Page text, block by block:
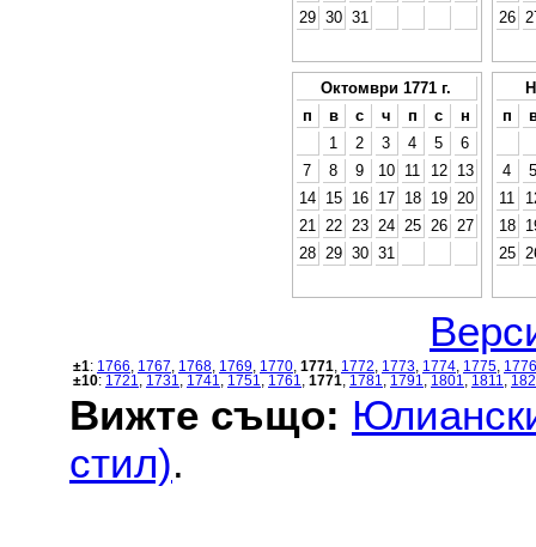
29 30 31
26
Октомври 1771 г.
п
в с ч п с
н
1
2 3 4 5
6
7
8 9 10 11 12
13
14
15 16 17 18 19
20
21
22 23 24 25 26
27
28
29 30 31
п
4
5
11
18
25
±1: 1766 1767 1768 1769 1770 1771 1772 1773 1774 1775 1776
±10: 1721 1731 1741 1751 1761 1771 1781 1791 1801 1811
Вижте също:
стил).